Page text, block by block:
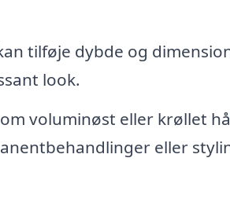
tilføje dybde og
look.
voluminøst eller krøllet
eller